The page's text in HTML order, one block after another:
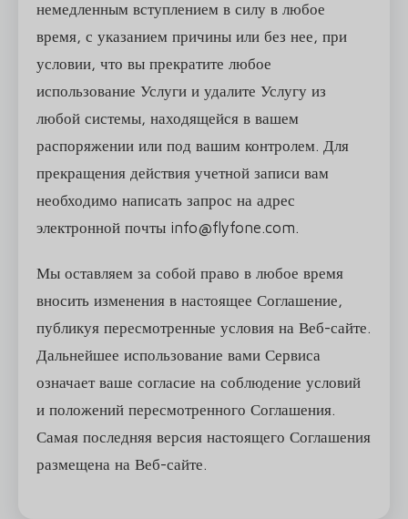
немедленным вступлением в силу в любое
время, с указанием причины или без нее, при
условии, что вы прекратите любое
использование Услуги и удалите Услугу из
любой системы, находящейся в вашем
распоряжении или под вашим контролем. Для
прекращения действия учетной записи вам
необходимо написать запрос на адрес
электронной почты info@flyfone.com.
Мы оставляем за собой право в любое время
вносить изменения в настоящее Соглашение,
публикуя пересмотренные условия на Веб-сайте.
Дальнейшее использование вами Сервиса
означает ваше согласие на соблюдение условий
и положений пересмотренного Соглашения.
Самая последняя версия настоящего Соглашения
размещена на Веб-сайте.